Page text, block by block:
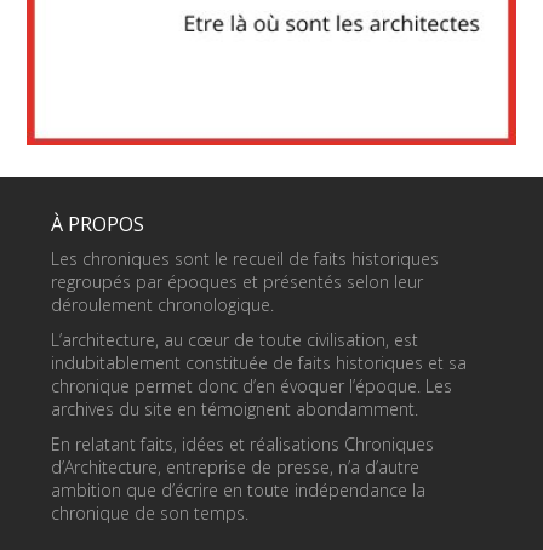
À PROPOS
Les chroniques sont le recueil de faits historiques
regroupés par époques et présentés selon leur
déroulement chronologique.
L’architecture, au cœur de toute civilisation, est
indubitablement constituée de faits historiques et sa
chronique permet donc d’en évoquer l’époque. Les
archives du site en témoignent abondamment.
En relatant faits, idées et réalisations Chroniques
d’Architecture, entreprise de presse, n’a d’autre
ambition que d’écrire en toute indépendance la
chronique de son temps.